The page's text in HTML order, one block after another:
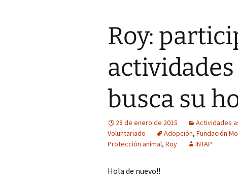
Roy:
busca su
28 de enero de 2015 Actividades
Voluntariado
Adopción, Fundación
Protección animal, Roy INTAP
Hola de nuevo!!